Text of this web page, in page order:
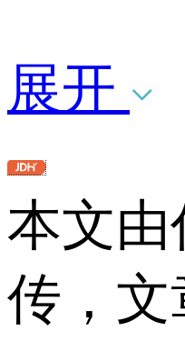
展开
本文由
传，文